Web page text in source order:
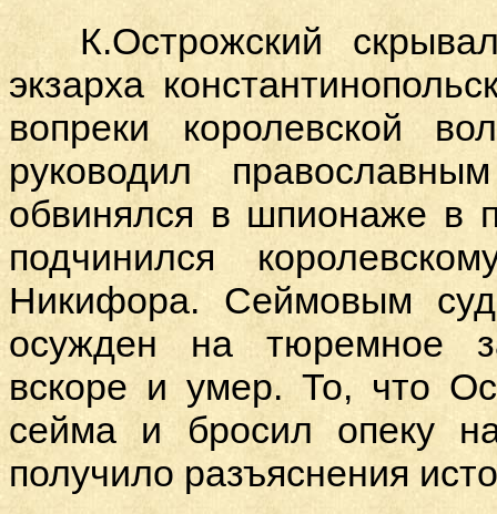
К.Острожский
экзарха
вопреки королевской
руководил
обвинялся в шпионаже в
подчинился
Никифора. Сеймовым
осужден на тюремное
вскоре и умер. То, что
сейма и бросил опеку
получило разъяснения